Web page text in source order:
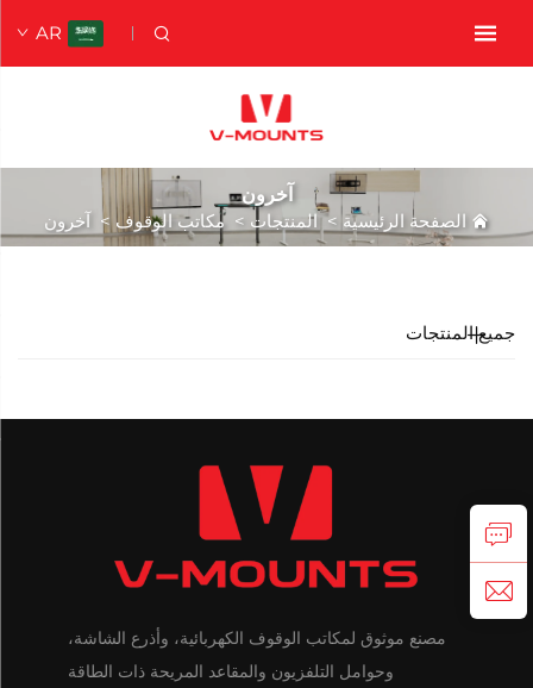
AR
آخرون
الصفحة الرئيسية>المنتجات >مكاتب الوقوف >آخرون
جميع المنتجات
مصنع موثوق لمكاتب الوقوف الكهربائية، وأذرع الشاشة،
وحوامل التلفزيون والمقاعد المريحة ذات الطاقة